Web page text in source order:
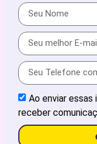
Ao enviar
receber